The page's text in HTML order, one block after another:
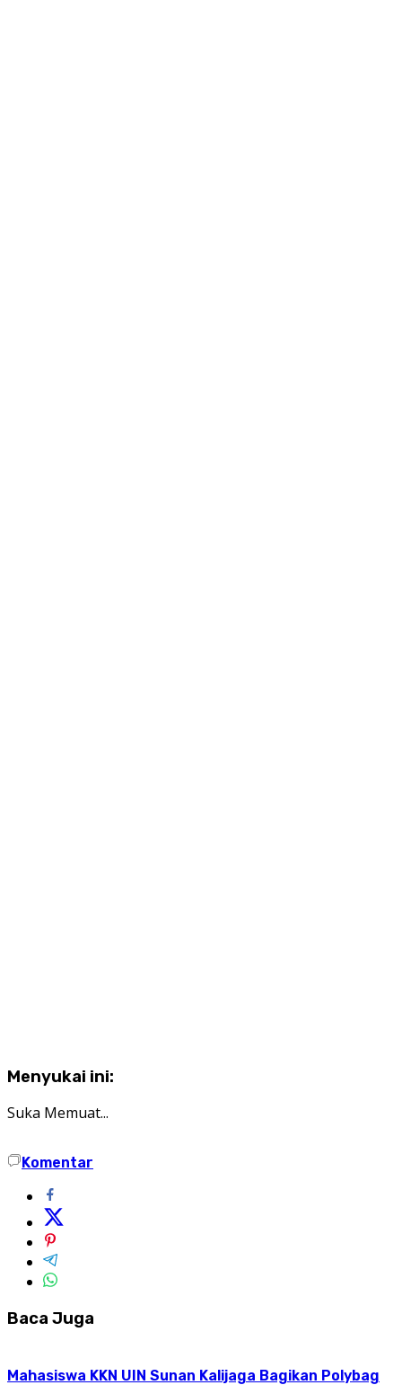
Menyukai ini:
Suka Memuat...
Komentar
Baca Juga
Mahasiswa KKN UIN Sunan Kalijaga Bagikan Polybag